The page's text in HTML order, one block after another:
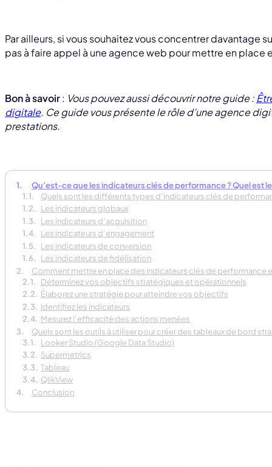
Par ailleurs, si vous souhaitez vous concentrer davantage
pas à faire appel à une agence web pour mettre en place
Bon à savoir: Vous pouvez aussi découvrir notre guide :
digitale. Ce guide vous présente le rôle d’une agence
prestations.
Qu’est-ce que les indicateurs clés de performance ? Quel est
Quels sont les différents types d’indicateurs clés de
Les indicateurs globaux
Les indicateurs d’acquisition
Les indicateurs d’engagement
Les indicateurs de conversion
Les indicateurs de fidélisation
Comment mettre en place des indicateurs clés de performance
Déterminez vos objectifs stratégiques et opérationnels
Élaborez une stratégie pour atteindre vos objectifs
Identifiez les indicateurs
Mesurez l’efficacité des actions menées
Quels sont les outils à utiliser pour créer des tableaux de bord
Looker Studio (Google Data Studio)
Supermetrics
Tableau
QlikView
Conclusion